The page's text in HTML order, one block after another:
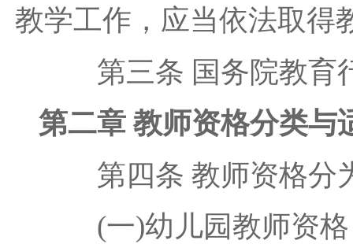
教学工作，应当依法取得
第三条 国务院教育
第二章 教师资格分类与
第四条 教师资格分
(一)幼儿园教师资格